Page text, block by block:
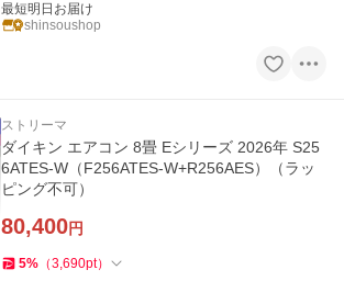
最短明日お届け
shinsoushop
ストリーマ
ダイキン エアコン 8畳 Eシリーズ 2026年 S25
6ATES-W（F256ATES-W+R256AES）（ラッ
ピング不可）
80,400円
5% （3,690pt）